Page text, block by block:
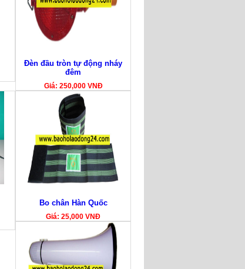
Đèn đầu tròn tự động nháy
đêm
Giá: 250,000 VNĐ
Bo chân Hàn Quốc
Giá: 25,000 VNĐ